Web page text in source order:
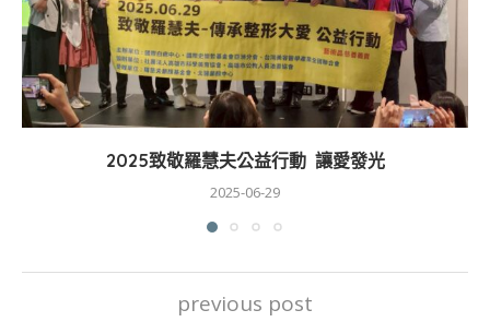
2025致敬羅慧夫公益行動 讓愛發光
2025-06-29
previous post